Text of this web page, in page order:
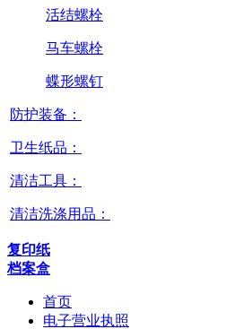
活结螺栓
马车螺栓
蝶形螺钉
防护装备：
卫生纸品：
清洁工具：
清洁洗涤用品：
复印纸
档案盒
首页
电子营业执照